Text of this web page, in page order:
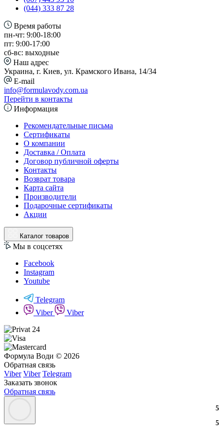
3
3
2
2
3
3
5
5
(044) 333 87 28
Время работы
пн-чт: 9:00-18:00
пт: 9:00-17:00
сб-вс: выходные
Наш адрес
Украина, г. Киев, ул. Крамского Ивана, 14/34
E-mail
info@formulavody.com.ua
Перейти в контакты
Информация
Рекомендательные письма
Сертификаты
О компании
Доставка / Оплата
Договор публичной оферты
Контакты
Возврат товара
Карта сайта
Производители
Подарочные сертификаты
Акции
Каталог товаров
Мы в соцсетях
Facebook
Instagram
Youtube
Telegram
Viber
Viber
Формула Води © 2026
Обратная связь
Viber Viber Telegram
Заказать звонок
Обратная связь